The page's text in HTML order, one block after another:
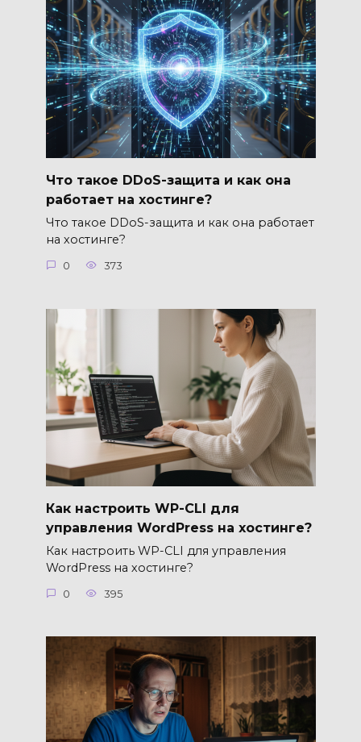
Что такое DDoS-защита и как она
работает на хостинге?
Что такое DDoS-защита и как она работает
на хостинге?
0 373
Как настроить WP-CLI для
управления WordPress на хостинге?
Как настроить WP-CLI для управления
WordPress на хостинге?
0 395